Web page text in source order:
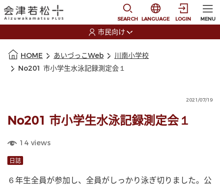
SEARCH
選択すると言語の切
LANGUAGE LOGIN MENU
市民向け
HOME あいづっこWeb
川南小学校
No201 市小学生水泳記録測定会１
2021/07/19
No201 市小学生水泳記録測定会１
14 views
日誌
６年生全員が参加し、全員がしっかり泳ぎ切りました。公